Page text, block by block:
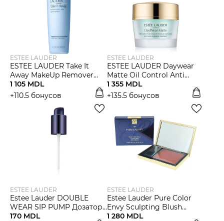
ESTEE LAUDER
ESTEE LAUDER Take It
Away MakeUp Remover
Lotion Лосьон для снятия
макияжа
1 105 MDL
+110.5 бонусов
ESTEE LAUDER
ESTEE LAUDER Daywear
Matte Oil Control Anti
Oxidan Cream Gel
Увлажняющий гель-крем
1 355 MDL
+135.5 бонусов
ESTEE LAUDER
Estee Lauder DOUBLE
WEAR SIP PUMP Дозатор
для тональной основы
170 MDL
ESTEE LAUDER
Estee Lauder Pure Color
Envy Sculpting Blush
Румяна
1 280 MDL